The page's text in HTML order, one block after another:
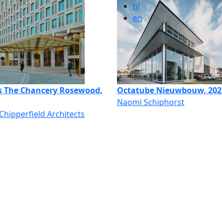
nl
en
The Chancery Rosewood,
Architects
Octatube Nieuwbouw,
Naomi Schiphorst